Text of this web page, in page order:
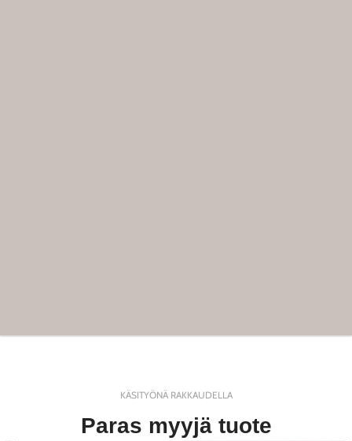
KÄSITYÖNÄ RAKKAUDELLA
Paras myyjä tuote